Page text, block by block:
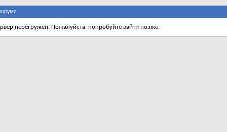
перегружен. Пожалуйста, попробуйте зайти позже.